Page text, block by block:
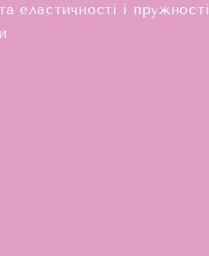
еластичності і пружності